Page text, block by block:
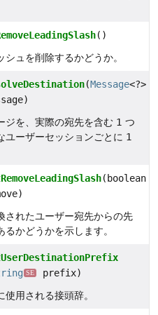
()
ュを削除するかどうか。
(Message<?>
ジを、実際の宛先を含む 1 つ
ユーザーセッションごとに 1
(boolean
されたユーザー宛先からの先
かどうかを示します。
SE
prefix)
用される接頭辞。